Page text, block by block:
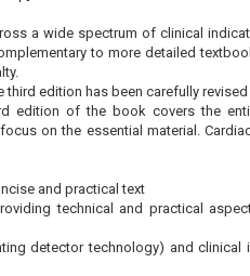
a wide spectrum of clinical
to more detailed
edition has been carefully
edition of the book covers the
on the essential material.
and practical text
technical and practical
detector technology) and clinical